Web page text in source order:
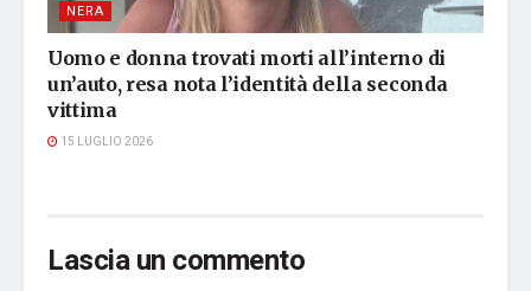
NERA
Uomo e donna trovati morti all’interno di
un’auto, resa nota l’identità della seconda
vittima
15 LUGLIO 2026
Lascia un commento